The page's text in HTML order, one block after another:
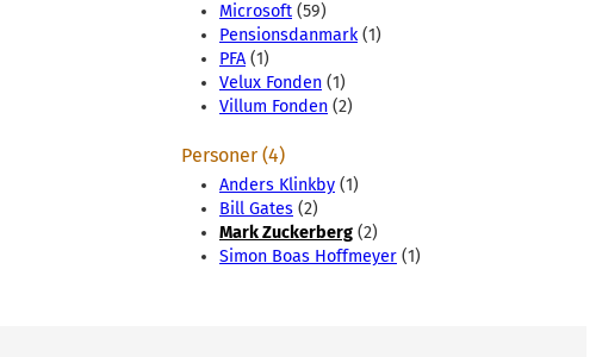
Microsoft (59)
Pensionsdanmark(1)
PFA (1)
Velux Fonden (1)
Villum Fonden (2)
Personer (4)
Anders Klinkby (1)
Bill Gates (2)
Mark Zuckerberg (2)
Simon Boas Hoffmeyer (1)